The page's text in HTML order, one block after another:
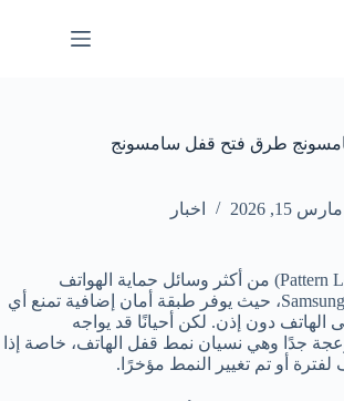
طرق فتح قفل سامسونج
مارس 15, 2026 اخبار
يعتبر قفل النمط (Pattern Lock) من أكثر وسائل حماية الهواتف
استخدامًا على أجهزة Samsung، حيث يوفر طبقة أمان إضافية تمنع أي
دون إذن. لكن أحيانًا قد يواجه
جدًا وهي نسيان نمط قفل الهاتف، خاصة إذا
لفترة أو تم تغيير النمط مؤخرًا.